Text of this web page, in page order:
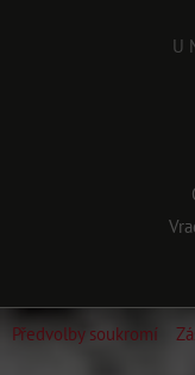
U
Předvolby soukromí